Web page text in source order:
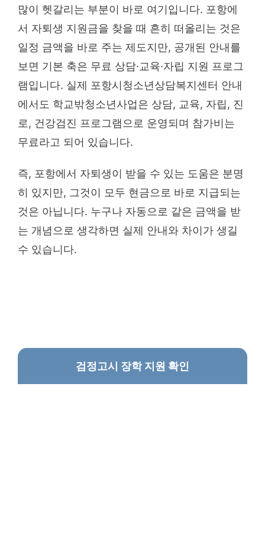
많이 헷갈리는 부분이 바로 여기입니다. 포항에
서 자퇴생 지원금을 찾을 때 흔히 떠올리는 것은
일정 금액을 바로 주는 제도지만, 공개된 안내를
보면 기본 축은 무료 상담·교육·자립 지원 프로그
램입니다. 실제 포항시청소년상담복지센터 안내
에서도 학교밖청소년사업은 상담, 교육, 자립, 진
로, 건강검진 프로그램으로 운영되며 참가비는
무료라고 되어 있습니다.
즉, 포항에서 자퇴생이 받을 수 있는 도움은 분명
히 있지만, 그것이 모두 현금으로 바로 지급되는
것은 아닙니다. 누구나 자동으로 같은 금액을 받
는 개념으로 생각하면 실제 안내와 차이가 생길
수 있습니다.
검정고시 장학 지원 확인